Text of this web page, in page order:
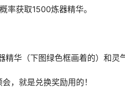
率获取1500炼器精华。
华（下图绿色框画着的）和灵
，就是兑换奖励用的！